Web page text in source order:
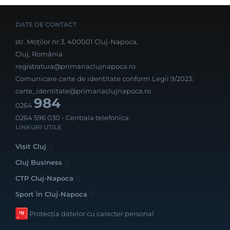
DATE DE CONTACT
str. Moților nr.3, 400001 Cluj-Napoca,
Cluj, România
registratura@primariaclujnapoca.ro
Comunicare carte de identitate conform Legii 9/2023:
carte_identitate@primariaclujnapoca.ro
0264984
0264 596 030 - Centrala telefonica
LINKURI UTILE
Visit Cluj
Cluj Business
CTP Cluj-Napoca
Sport în Cluj-Napoca
Protecția datelor cu caracter personal